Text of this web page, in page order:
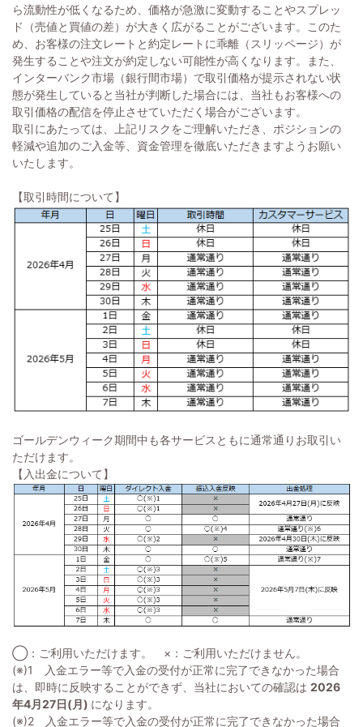
ら流動性が低くなるため、価格が急激に変動することやスプレッ
ド（売値と買値の差）が大きく広がることがございます。このた
め、お客様の注文レートと約定レートに乖離（スリッページ）が
発生することや注文が約定しない可能性が高くなります。また、
インターバンク市場（銀行間市場）で取引価格が提示されない状
態が発生していると当社が判断した場合には、当社もお客様への
取引価格の配信を停止させていただく場合がございます。
取引にあたっては、上記リスクをご理解いただき、ポジションの
軽減や追加のご入金等、資金管理を徹底いただきますようお願い
いたします。
【取引時間について】
ゴールデンウィーク期間中も各サービスともに通常通りお取引い
ただけます。
【入出金について】
◯：ご利用いただけます。 ×：ご利用いただけません。
(※)1 入金エラー等で入金の受付が正常に完了できなかった場合
は、即時に反映することができず、当社においての確認は 2026
年4月27日(月) になります。
(※)2 入金エラー等で入金の受付が正常に完了できなかった場合